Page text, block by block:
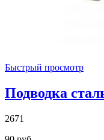
Быстрый просмотр
Подводка
2671